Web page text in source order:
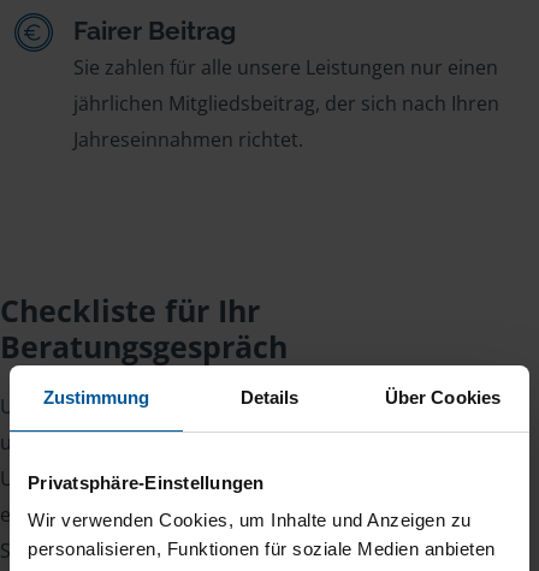
Zustimmung Details Über Cookies
Privatsphäre-Einstellungen
Wir verwenden Cookies, um Inhalte und Anzeigen zu
personalisieren, Funktionen für soziale Medien anbieten
Fairer Beitrag
Sie zahlen für alle unsere Leistungen nur einen
jährlichen Mitgliedsbeitrag, der sich nach Ihren
Jahreseinnahmen richtet.
Checkliste für Ihr
Beratungsgespräch
Um Ihre Steuererklärung erstellen zu können, benötigen
unsere Beraterinnen und Berater eine Reihe von
Unterlagen von Ihnen. Dazu gehört beispielsweise die
elektronische Lohnsteuerbescheinigung, Ihre
Steueridentifikationsnummer, der Rentenbescheid oder